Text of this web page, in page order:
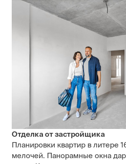
Отделка от застройщика
Планировки квартир в литере
мелочей. Панорамные окна